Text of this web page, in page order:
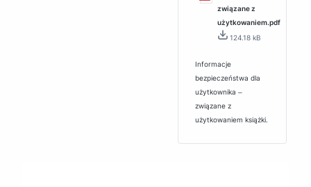
związane z
użytkowaniem.pdf
124.18 kB
Informacje
bezpieczeństwa dla
użytkownika ‒
związane z
użytkowaniem książki.